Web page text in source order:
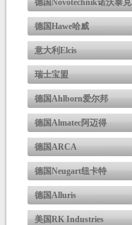
德国Novotechnik诺沃泰克
德国Hawe哈威
意大利Elcis
瑞士宝盟
德国Ahlborn爱尔邦
德国Almatec阿迈得
德国ARCA
德国Neugart纽卡特
德国Alluris
美国RK Industries